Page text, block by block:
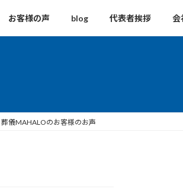
お客様の声 blog 代表者挨拶 会
儀MAHALOのお客様のお声